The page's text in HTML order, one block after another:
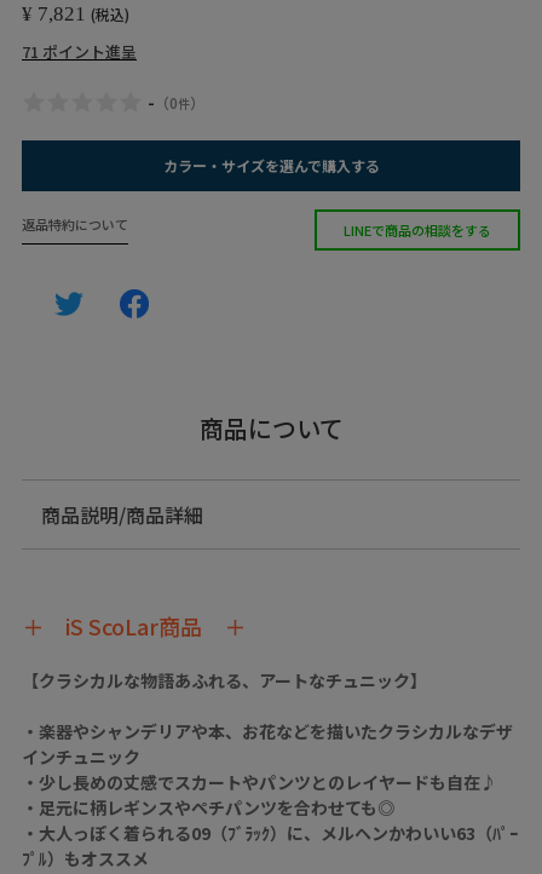
¥ 7,821 税込
71 ポイント進呈
- （0件）
カラー・サイズを選んで購入する
返品特約について LINEで商品の相談をする
商品について
商品説明/商品詳細
＋ iS ScoLar商品 ＋
【クラシカルな物語あふれる、アートなチュニック】
・楽器やシャンデリアや本、お花などを描いたクラシカルなデザ
インチュニック
・少し長めの丈感でスカートやパンツとのレイヤードも自在♪
・足元に柄レギンスやペチパンツを合わせても◎
・大人っぽく着られる09（ﾌﾞﾗｯｸ）に、メルヘンかわいい63（ﾊﾟｰ
ﾌﾟﾙ）もオススメ